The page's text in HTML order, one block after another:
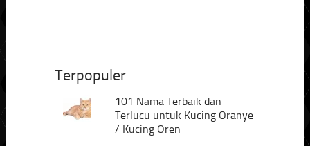
Terpopuler
101 Nama Terbaik dan
Terlucu untuk Kucing Oranye
/ Kucing Oren